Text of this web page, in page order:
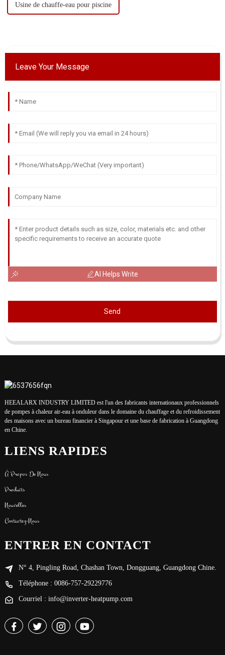
Usine de chauffe-eau pour piscine
Leave Your Message
AI Helps Write
Send
HEEALARX INDUSTRY LIMITED est l'un des fabricants internationaux professionnels
de pompes à chaleur air-eau à onduleur dans le domaine du chauffage et du refroidissement
des maisons avec un bureau financier à Singapour et une base de fabrication à Guangdong
en Chine.
LIENS RAPIDES
À Propos De Nous
Produits
Nouvelles
Contactez-Nous
ENTRER EN CONTACT
N° 4, Pingling Road, Chashan Town, Dongguang, Guangdong Chine.
Téléphone : 0086-757-29229776
Courriel : info@inverter-heatpump.com